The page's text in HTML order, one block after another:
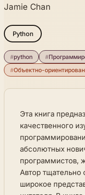
Jamie Chan
Python
#python #
#Объектно-
Эта книга
качественного
абсолютных
программистов,
Автор тщательно
широкое